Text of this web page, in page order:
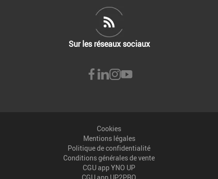
Sur les réseaux sociaux
Cookies
Mentions légales
Politique de confidentialité
Conditions générales de vente
CGU app YNO UP